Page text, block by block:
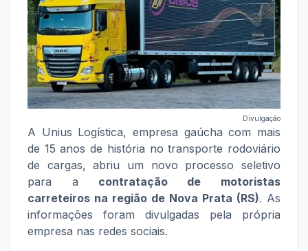
Divulgação
A Unius Logística, empresa gaúcha com mais
de 15 anos de história no transporte rodoviário
de cargas, abriu um novo processo seletivo
para a contratação de motoristas
carreteiros na região de Nova Prata (RS). As
informações foram divulgadas pela própria
empresa nas redes sociais.